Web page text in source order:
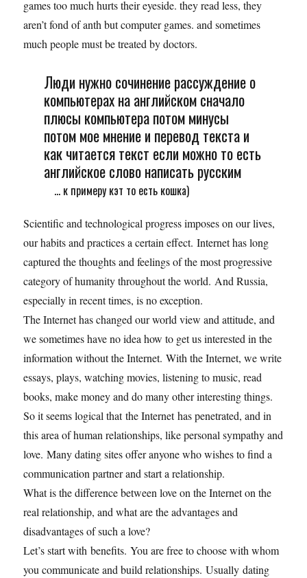
games too much hurts their eyeside. they read less, they
aren’t fond of anth but computer games. and sometimes
much people must be treated by doctors.
Люди нужно сочинение рассуждение о
компьютерах на английском сначало
плюсы компьютера потом минусы
потом мое мнение и перевод текста и
как читается текст если можно то есть
английское слово написать русским
... к примеру кэт то есть кошка)
Scientific and technological progress imposes on our lives,
our habits and practices a certain effect. Internet has long
captured the thoughts and feelings of the most progressive
category of humanity throughout the world. And Russia,
especially in recent times, is no exception.
The Internet has changed our world view and attitude, and
we sometimes have no idea how to get us interested in the
information without the Internet. With the Internet, we write
essays, plays, watching movies, listening to music, read
books, make money and do many other interesting things.
So it seems logical that the Internet has penetrated, and in
this area of human relationships, like personal sympathy and
love. Many dating sites offer anyone who wishes to find a
communication partner and start a relationship.
What is the difference between love on the Internet on the
real relationship, and what are the advantages and
disadvantages of such a love?
Let’s start with benefits. You are free to choose with whom
you communicate and build relationships. Usually dating